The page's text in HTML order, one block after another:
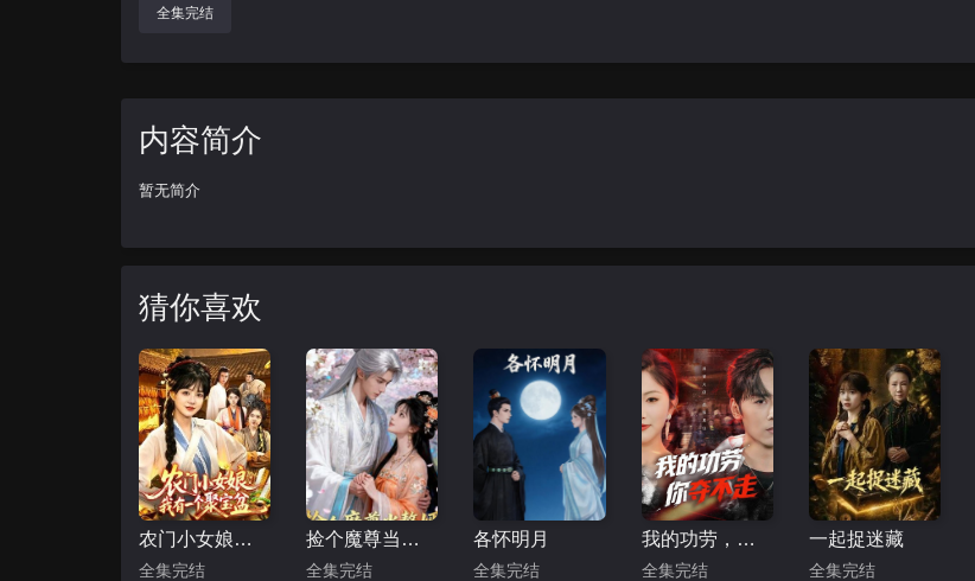
全集完结
内容简介
暂无简介
猜你喜欢
农门小女娘：我有一个聚宝盆
全集完结
捡个魔尊当赘婿
全集完结
各怀明月
全集完结
我的功劳，你夺不走
全集完结
一起捉迷藏
全集完结